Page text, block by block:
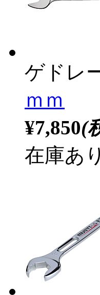
ゲドレ
ｍｍ
¥7,850(
在庫あり